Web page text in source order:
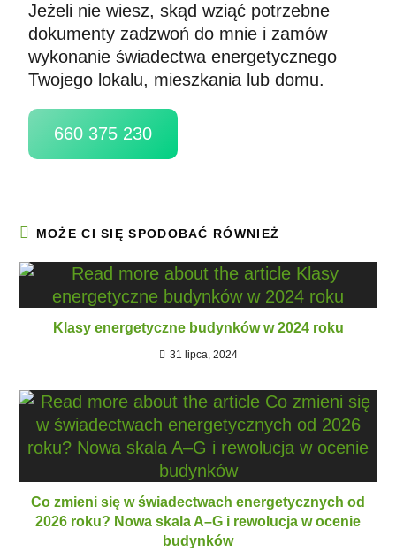
Jeżeli nie wiesz, skąd wziąć potrzebne
dokumenty zadzwoń do mnie i zamów
wykonanie świadectwa energetycznego
Twojego lokalu, mieszkania lub domu.
660 375 230
MOŻE CI SIĘ SPODOBAĆ RÓWNIEŻ
Klasy energetyczne budynków w 2024 roku
31 lipca, 2024
Co zmieni się w świadectwach energetycznych od
2026 roku? Nowa skala A–G i rewolucja w ocenie
budynków